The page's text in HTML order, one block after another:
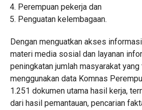
‎Perempuan pekerja dan
‎Penguatan kelembagaan.
‎Dengan menguatkan akses
materi media sosial dan layanan
peningkatan jumlah masyarakat
menggunakan data Komnas
1.251 dokumen utama hasil kerja,
dari hasil pemantauan, pencarian